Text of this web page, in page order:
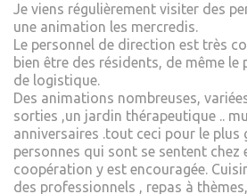
Je viens régulièrement visiter des
une animation les mercredis.
Le personnel de direction est très
bien être des résidents, de même
de logistique.
Des animations nombreuses,
sorties ,un jardin thérapeutique ..
anniversaires .tout ceci pour le plus
personnes qui sont se sentent chez
coopération y est encouragée.
des professionnels , repas à